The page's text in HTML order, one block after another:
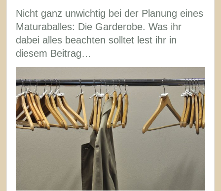
Schlüssel
zum
Erfolg
Nicht ganz unwichtig bei der Planung eines
Maturaballes: Die Garderobe. Was ihr
dabei alles beachten solltet lest ihr in
diesem Beitrag…